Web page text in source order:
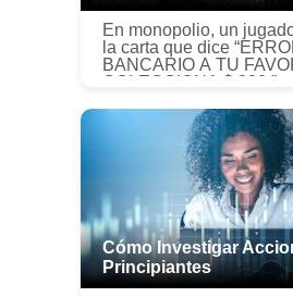
En monopolio, un
la carta que dice
BANCARIO A TU
COLECCIONA $ 200
cuando ocurre un error
en la vida real? Kel...
Cómo Investigar
Principiantes